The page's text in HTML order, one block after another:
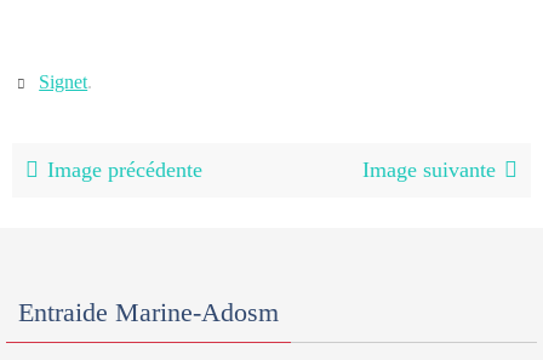
Signet.
Image précédente Image suivante
Entraide Marine-Adosm